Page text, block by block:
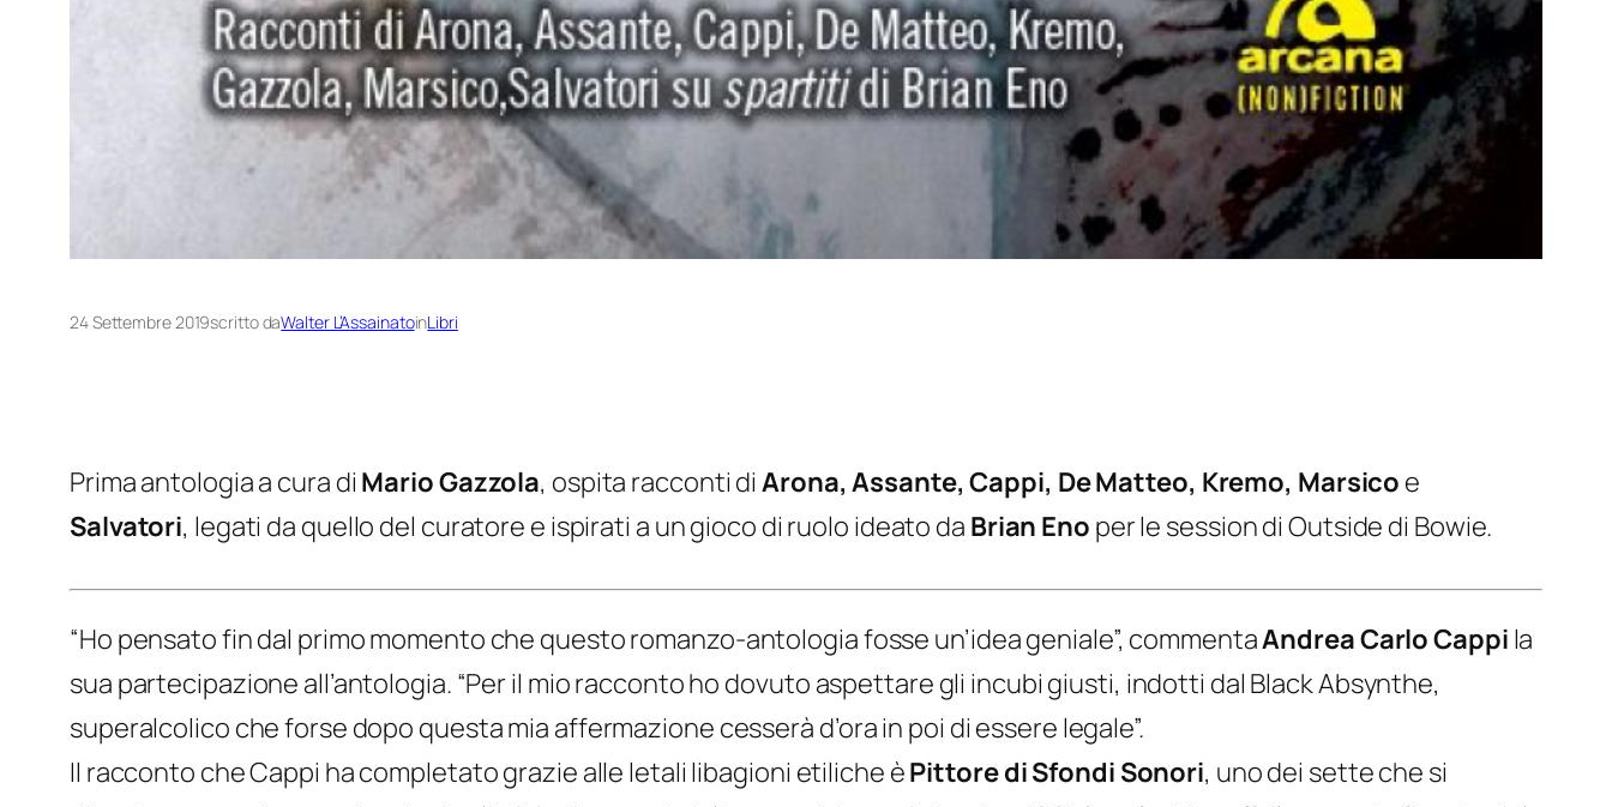
24 Settembre 2019scritto daWalter L’AssainatoinLibri
Prima antologia a cura di Mario Gazzola, ospita racconti diArona, Assante, Cappi, De Matteo, Kremo, Marsico e
Salvatori, legati da quello del curatore e ispirati a un gioco di ruolo ideato da Brian Eno per le session diOutside di Bowie.
“Ho pensato fin dal primo momento che questo romanzo-antologia fosse un’idea geniale”, commentaAndrea Carlo Cappi la
sua partecipazione all’antologia. “Per il mio racconto ho dovuto aspettare gli incubi giusti, indotti dal Black Absynthe,
superalcolico che forse dopo questa mia affermazione cesserà d’ora in poi di essere legale”.
Il racconto che Cappi ha completato grazie alle letali libagioni etiliche èPittore di Sfondi Sonori, uno dei sette che si